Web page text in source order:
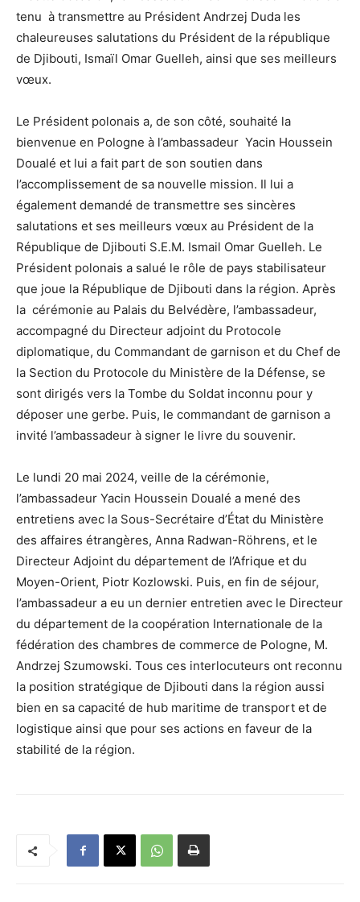
tenu à transmettre au Président Andrzej Duda les
chaleureuses salutations du Président de la république
de Djibouti, Ismaïl Omar Guelleh, ainsi que ses meilleurs
vœux.
Le Président polonais a, de son côté, souhaité la
bienvenue en Pologne à l’ambassadeur Yacin Houssein
Doualé et lui a fait part de son soutien dans
l’accomplissement de sa nouvelle mission. Il lui a
également demandé de transmettre ses sincères
salutations et ses meilleurs vœux au Président de la
République de Djibouti S.E.M. Ismail Omar Guelleh. Le
Président polonais a salué le rôle de pays stabilisateur
que joue la République de Djibouti dans la région. Après
la cérémonie au Palais du Belvédère, l’ambassadeur,
accompagné du Directeur adjoint du Protocole
diplomatique, du Commandant de garnison et du Chef de
la Section du Protocole du Ministère de la Défense, se
sont dirigés vers la Tombe du Soldat inconnu pour y
déposer une gerbe. Puis, le commandant de garnison a
invité l’ambassadeur à signer le livre du souvenir.
Le lundi 20 mai 2024, veille de la cérémonie,
l’ambassadeur Yacin Houssein Doualé a mené des
entretiens avec la Sous-Secrétaire d’État du Ministère
des affaires étrangères, Anna Radwan-Röhrens, et le
Directeur Adjoint du département de l’Afrique et du
Moyen-Orient, Piotr Kozlowski. Puis, en fin de séjour,
l’ambassadeur a eu un dernier entretien avec le Directeur
du département de la coopération Internationale de la
fédération des chambres de commerce de Pologne, M.
Andrzej Szumowski. Tous ces interlocuteurs ont reconnu
la position stratégique de Djibouti dans la région aussi
bien en sa capacité de hub maritime de transport et de
logistique ainsi que pour ses actions en faveur de la
stabilité de la région.